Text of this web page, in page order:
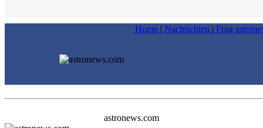
Home | Nachrichten | Frag
astronews.com